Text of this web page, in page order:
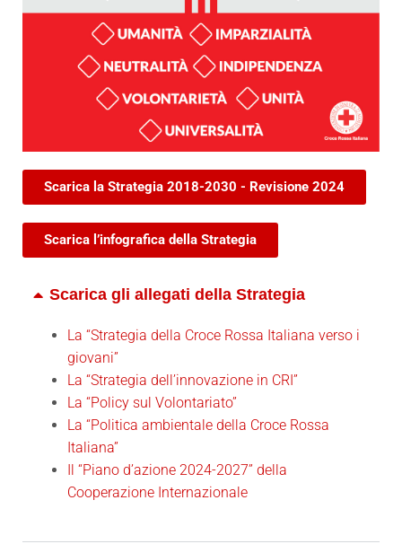
Scarica la Strategia 2018-2030 - Revisione 2024
Scarica l’infografica della Strategia
Scarica gli allegati della Strategia
La “Strategia della Croce Rossa Italiana verso i
giovani”
La “Strategia dell’innovazione in CRI”
La “Policy sul Volontariato”
La “Politica ambientale della Croce Rossa
Italiana”
Il “Piano d’azione 2024-2027” della
Cooperazione Internazionale